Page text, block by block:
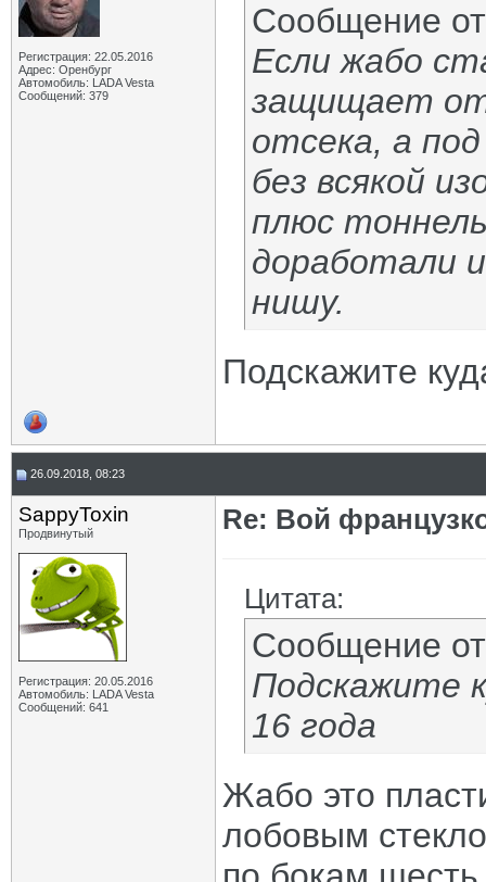
Регистрация: 22.05.2016
Адрес: Оренбург
Автомобиль: LADA Vesta
Сообщений: 379
Сообщение
Если жабо
защищает от
отсека, а
без всякой
плюс
доработали
нишу.
Подскажите
26.09.2018, 08:23
SappyToxin
Продвинутый
Регистрация: 20.05.2016
Автомобиль: LADA Vesta
Сообщений: 641
Re: Вой
Цитата:
Сообщение
Подскажите
16 года
Жабо это
лобовым